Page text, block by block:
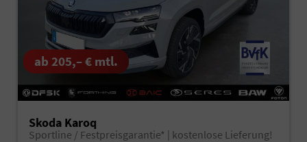
ab 205,– € mtl.
Skoda Karoq
Sportline / Festpreisgarantie* | kostenlose Lieferung!